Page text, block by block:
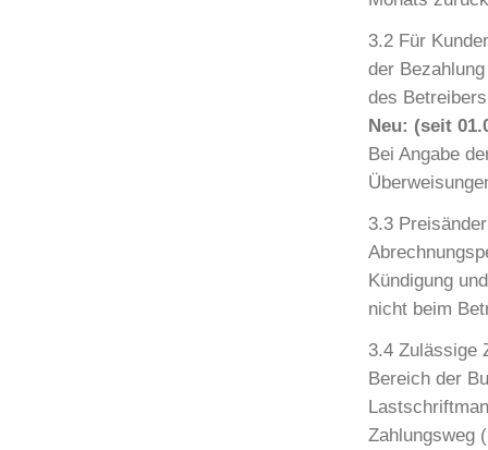
3.2 Für
der
des
Neu: (seit
Bei Angabe
3.3
Kündigung
nicht beim
3.4 Zulässige
Bereich der
Zahlungsweg